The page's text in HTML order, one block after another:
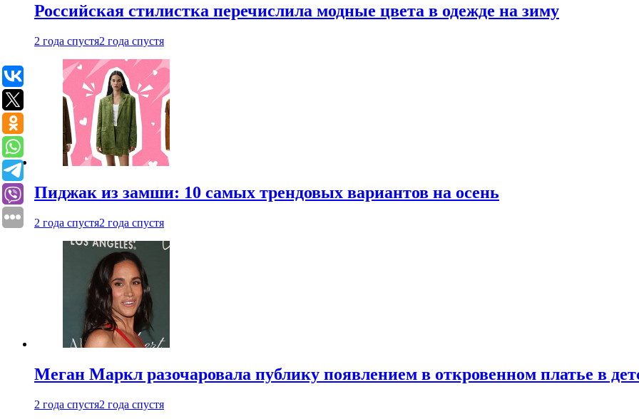
Российская стилистка перечислила модные цвета в одежде на зиму
2 года спустя2 года спустя
Пиджак из замши: 10 самых трендовых вариантов на осень
2 года спустя2 года спустя
Меган Маркл разочаровала публику появлением в откровенном платье в
2 года спустя2 года спустя